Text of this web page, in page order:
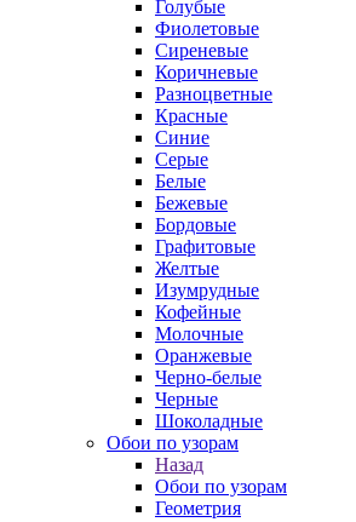
Голубые
Фиолетовые
Сиреневые
Коричневые
Разноцветные
Красные
Синие
Серые
Белые
Бежевые
Бордовые
Графитовые
Желтые
Изумрудные
Кофейные
Молочные
Оранжевые
Черно-белые
Черные
Шоколадные
Обои по узорам
Назад
Обои по узорам
Геометрия